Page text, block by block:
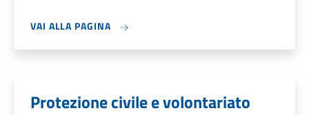
VAI ALLA PAGINA
Protezione civile e volontariato